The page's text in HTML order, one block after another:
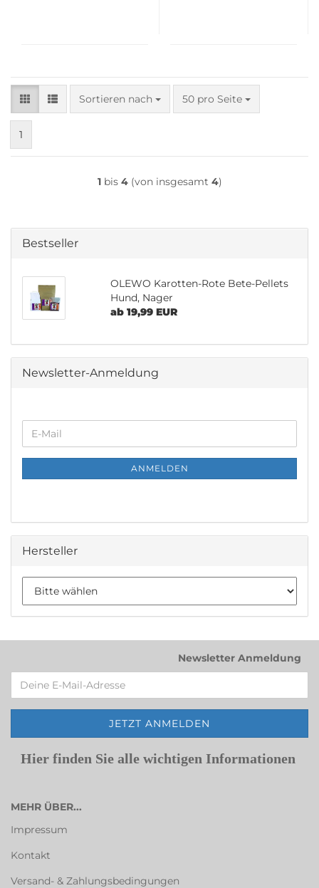
Sortieren nach
Sortieren nach 50 pro Seite
pro Seite
1
1bis 4(von insgesamt 4)
Bestseller
OLEWO Karotten-Rote Bete-Pellets
Hund, Nager
ab 19,99 EUR
Newsletter-Anmeldung
WEITER
ZUR
NEWSLETTER-
E-
Mail
ANMELDEN
Hersteller
Newsletter Anmeldung
Hier finden Sie alle wichtigen Informationen
MEHR ÜBER...
Impressum
Kontakt
Versand- & Zahlungsbedingungen